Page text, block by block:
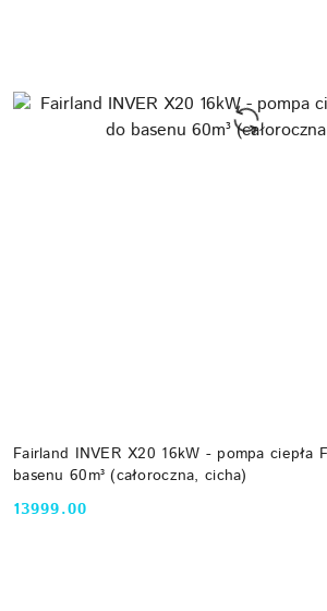
Fairland INVER X20 16kW - pompa ciepła
basenu 60m³ (całoroczna, cicha)
Cena:
13999.00